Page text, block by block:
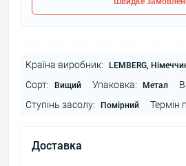
Країна виробник: LEMBERG,
Сорт: Вищий Упаковка: Метал
Ступінь засолу: Помірний Термін
Доставка